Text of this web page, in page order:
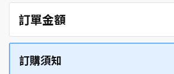
訂單金額
訂購須知